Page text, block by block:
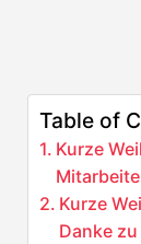
Table of
Kurze
Kurze
Danke